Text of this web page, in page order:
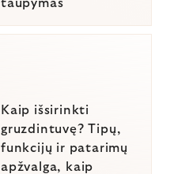
taupymas
Kaip išsirinkti
gruzdintuvę? Tipų,
funkcijų ir patarimų
apžvalga, kaip